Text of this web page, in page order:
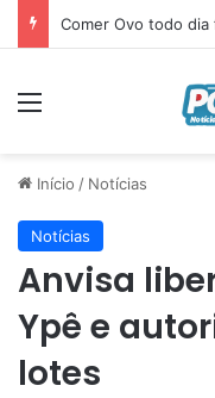
Início / Notícias
Notícias
Anvisa
Ypê e
lotes